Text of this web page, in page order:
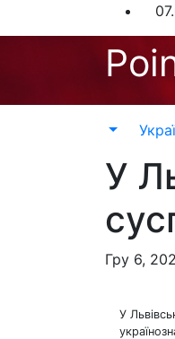
до
У
Гру 6,
У